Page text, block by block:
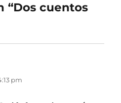
“Dos cuentos
pm